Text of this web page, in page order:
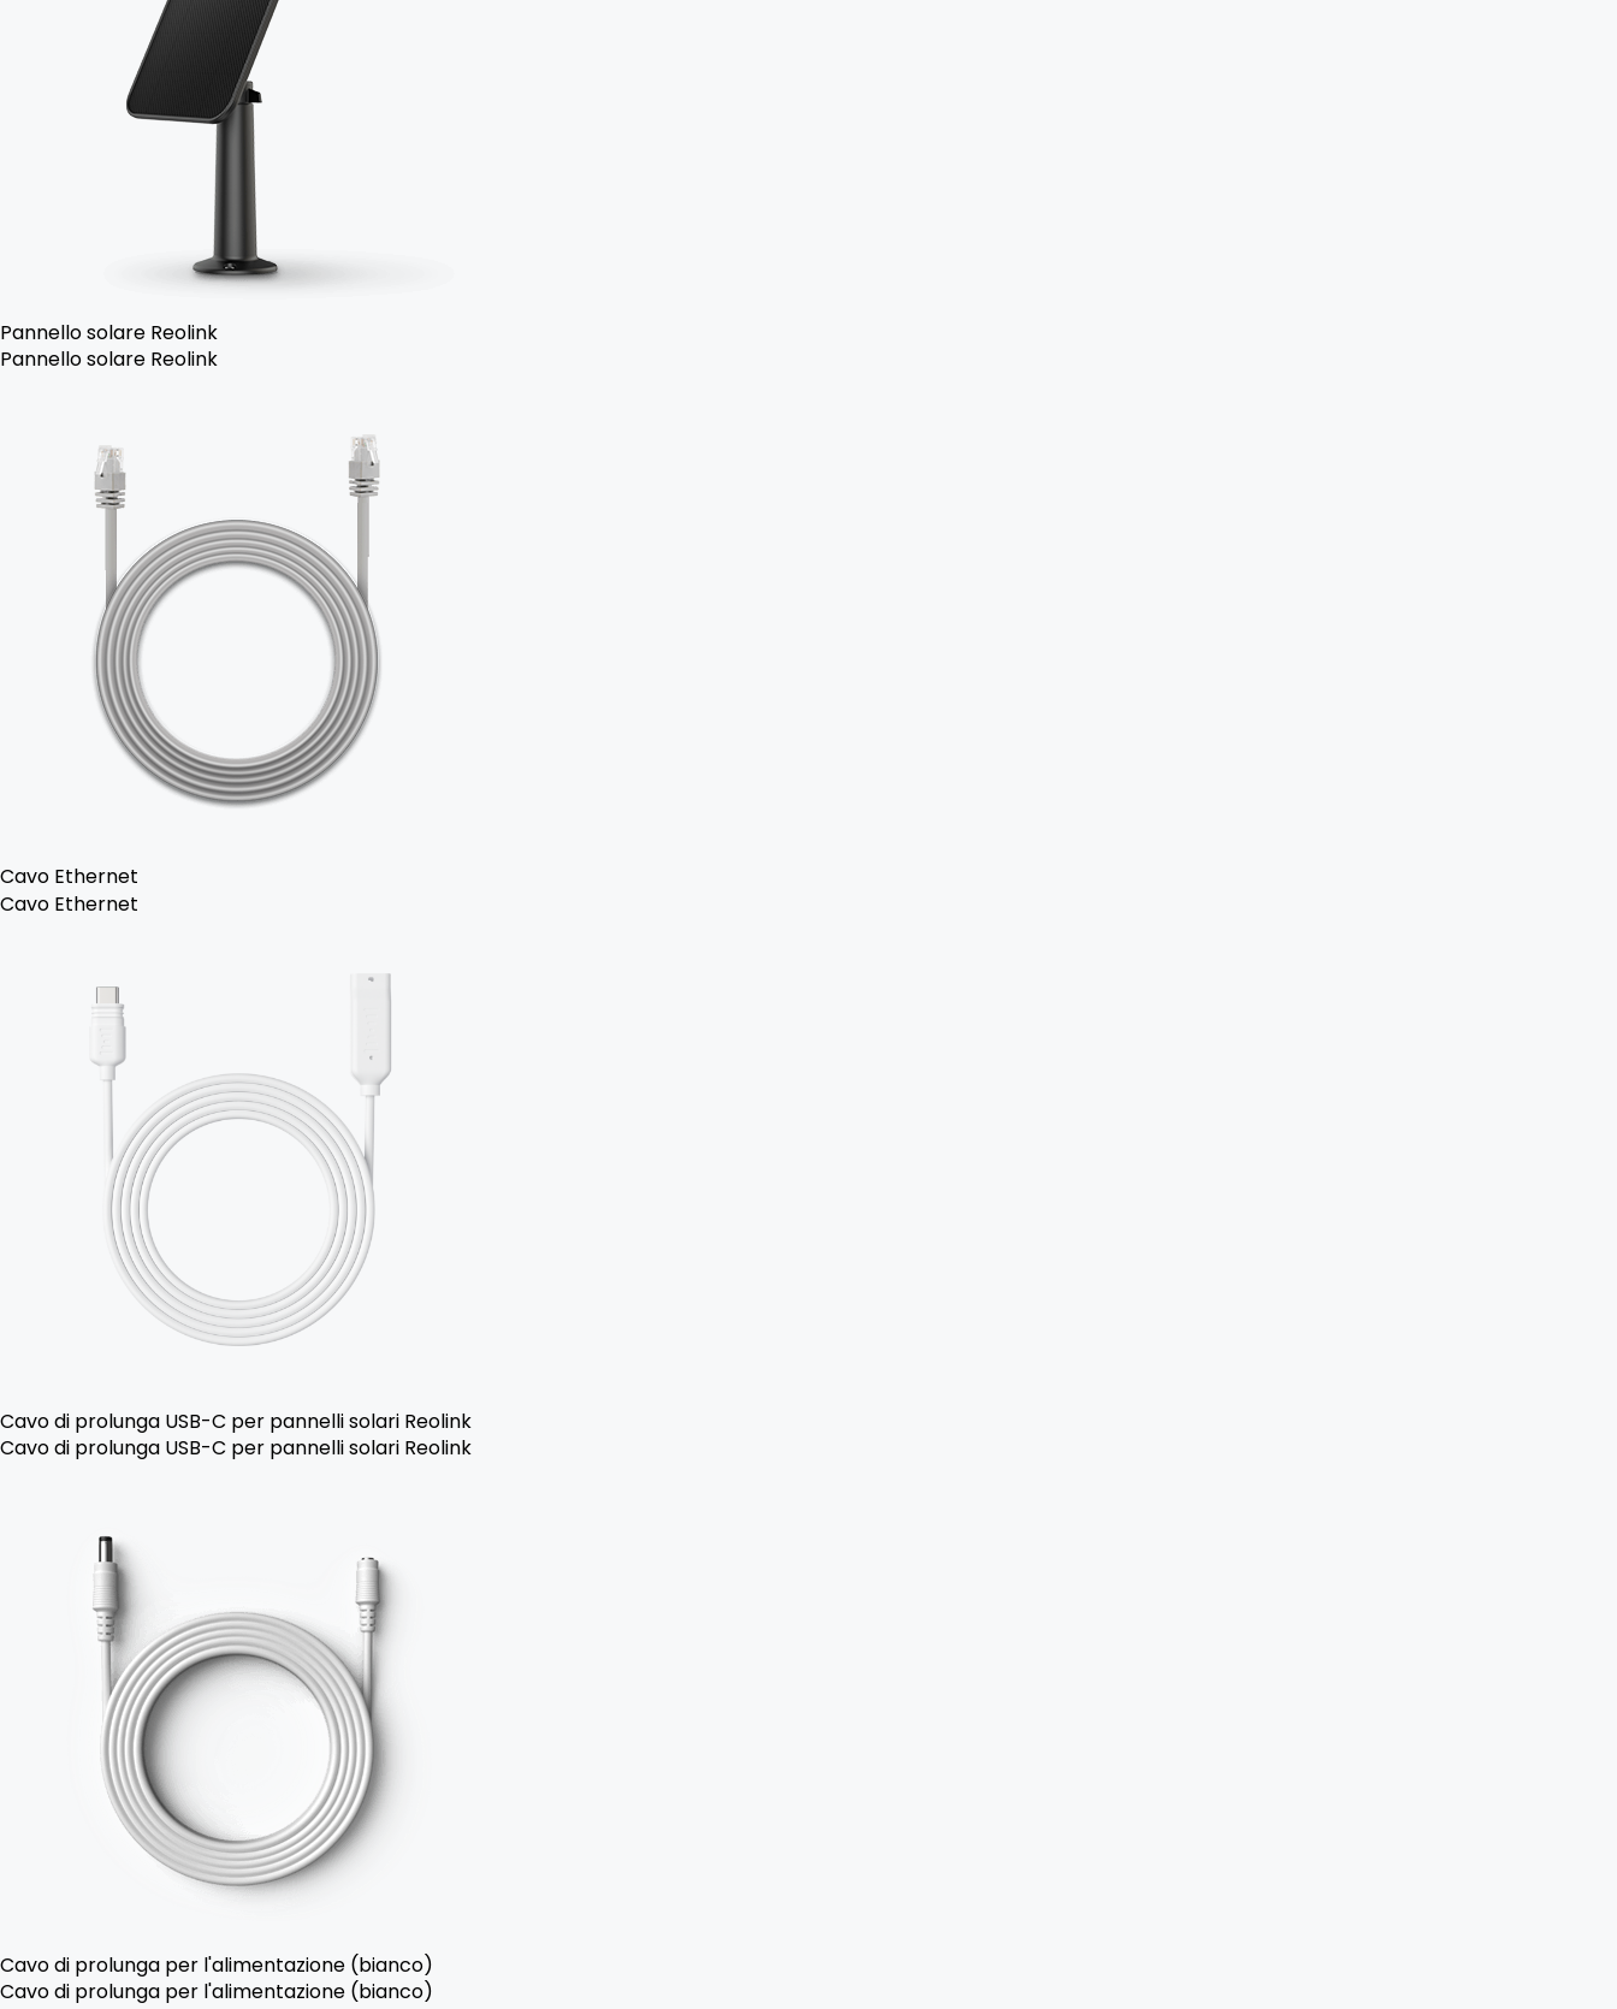
Pannello solare Reolink
Pannello solare Reolink
Cavo Ethernet
Cavo Ethernet
Cavo di prolunga USB-C per pannelli solari Reolink
Cavo di prolunga USB-C per pannelli solari Reolink
Cavo di prolunga per l'alimentazione (bianco)
Cavo di prolunga per l'alimentazione (bianco)